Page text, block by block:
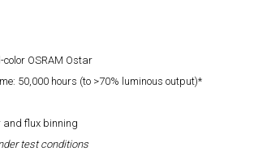
OSRAM Ostar
50,000 hours (to >70% luminous output)*
and flux binning
test conditions